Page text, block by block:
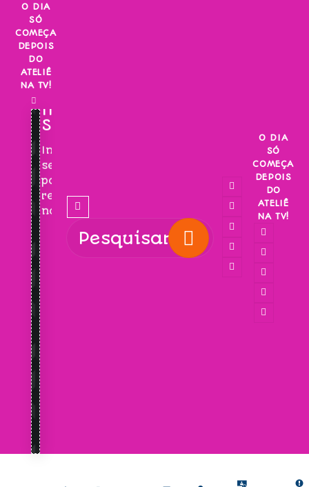
Skip
content
O DIA
SÓ
COMEÇA
DEPOIS
DO
ATELIÊ
NA TV!
INSCREVA-
SE!
Inscreva-
se
para
receber
novidades!
O DIA
SÓ
COMEÇA
DEPOIS
DO
ATELIÊ
NA TV!